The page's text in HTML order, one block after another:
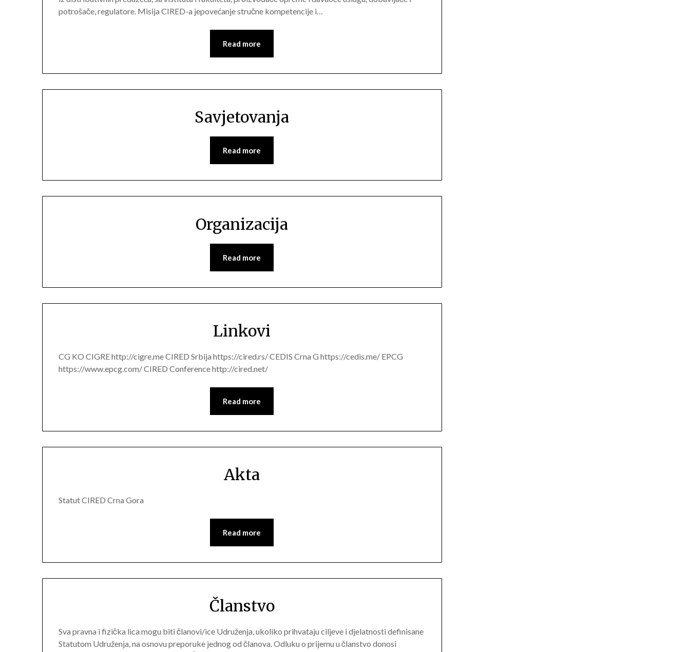
potrošače, regulatore. Misija CIRED-a jepovećanje stručne kompetencije i…
Read more
Savjetovanja
Read more
Organizacija
Read more
Linkovi
CG KO CIGRE http://cigre.me CIRED Srbija https://cired.rs/ CEDIS Crna G https://cedis.me/ EPCG
https://www.epcg.com/ CIRED Conference http://cired.net/
Read more
Akta
Statut CIRED Crna Gora
Read more
Članstvo
Sva pravna i fizička lica mogu biti članovi/ice Udruženja, ukoliko prihvataju ciljeve i djelatnosti definisane
Statutom Udruženja, na osnovu preporuke jednog od članova. Odluku o prijemu u članstvo donosi